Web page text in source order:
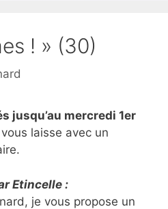
! » (30)
jusqu’au mercredi 1er
laisse avec un
Etincelle :
je vous propose un